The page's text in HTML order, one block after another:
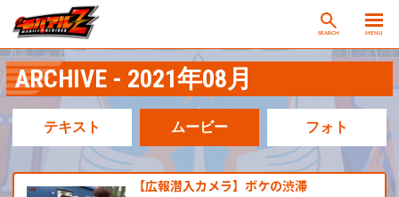
SEARCH MENU
ARCHIVE - 2021年08月
テキスト ムービー フォト
【広報潜入カメラ】ボケの渋滞